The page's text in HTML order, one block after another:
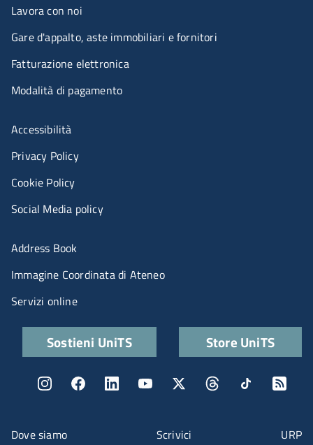
Menu contatti
Dove siamo Scrivici URP
Lavora con noi
Gare d'appalto, aste immobiliari e fornitori
Fatturazione elettronica
Modalità di pagamento
Menù riferimenti
Accessibilità
Privacy Policy
Cookie Policy
Social Media policy
Menu portale
Address Book
Immagine Coordinata di Ateneo
Servizi online
Quick links
Sostieni UniTS Store UniTS
Menu social